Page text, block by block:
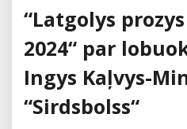
“Latgolys
2024“ par
Ingys Kaļvys-
“Sirdsbolss“